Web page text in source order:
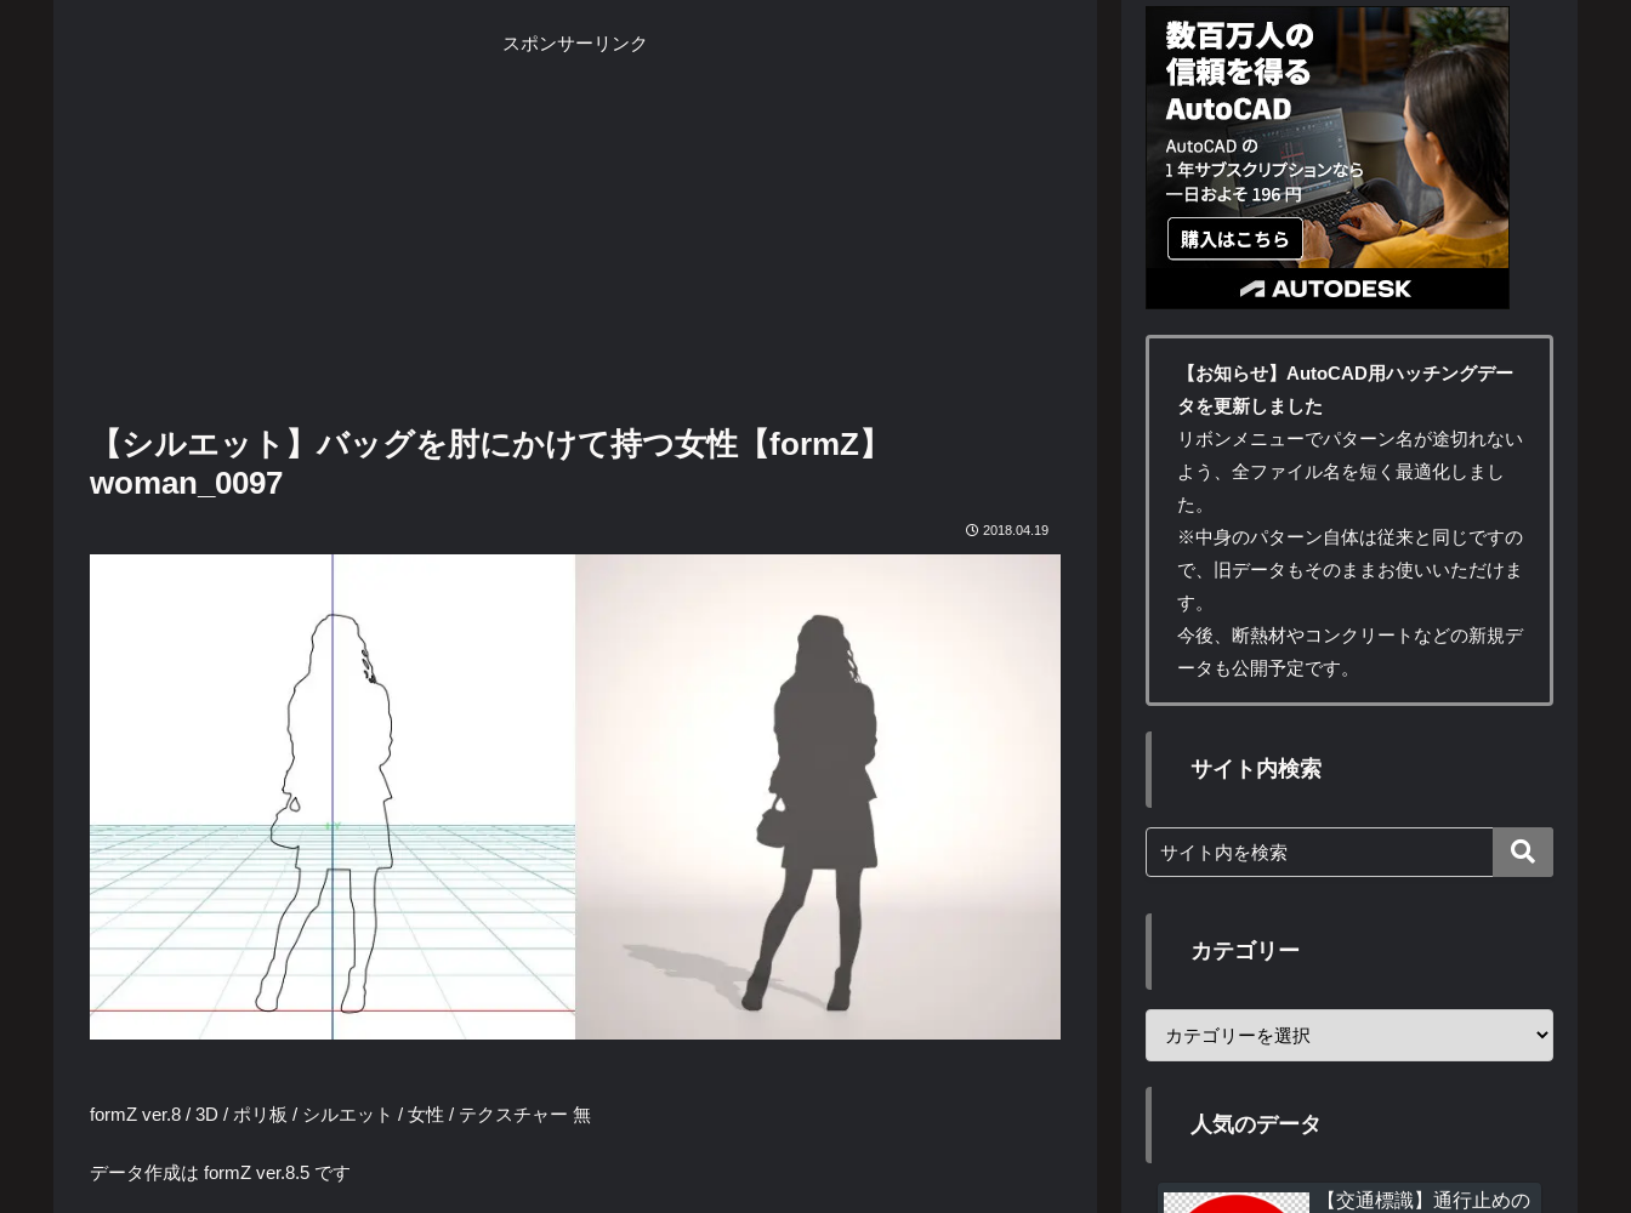
スポンサーリンク
【シルエット】バッグを肘にかけて持つ女性【formZ】
woman_0097
2018.04.19
formZ ver.8 / 3D / ポリ板 / シルエット / 女性 / テクスチャー 無
データ作成は formZ ver.8.5 です
【お知らせ】AutoCAD用ハッチングデー
タを更新しました
リボンメニューでパターン名が途切れない
よう、全ファイル名を短く最適化しまし
た。
※中身のパターン自体は従来と同じですの
で、旧データもそのままお使いいただけま
す。
今後、断熱材やコンクリートなどの新規デ
ータも公開予定です。
サイト内検索
カテゴリー
人気のデータ
【交通標識】通行止めの